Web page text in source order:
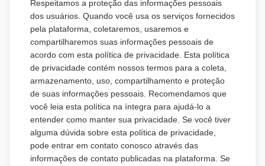
Respeitamos a proteção das informações pessoais
dos usuários. Quando você usa os serviços fornecidos
pela plataforma, coletaremos, usaremos e
compartilharemos suas informações pessoais de
acordo com esta política de privacidade. Esta política
de privacidade contém nossos termos para a coleta,
armazenamento, uso, compartilhamento e proteção
de suas informações pessoais. Recomendamos que
você leia esta política na íntegra para ajudá-lo a
entender como manter sua privacidade. Se você tiver
alguma dúvida sobre esta política de privacidade,
pode entrar em contato conosco através das
informações de contato publicadas na plataforma. Se